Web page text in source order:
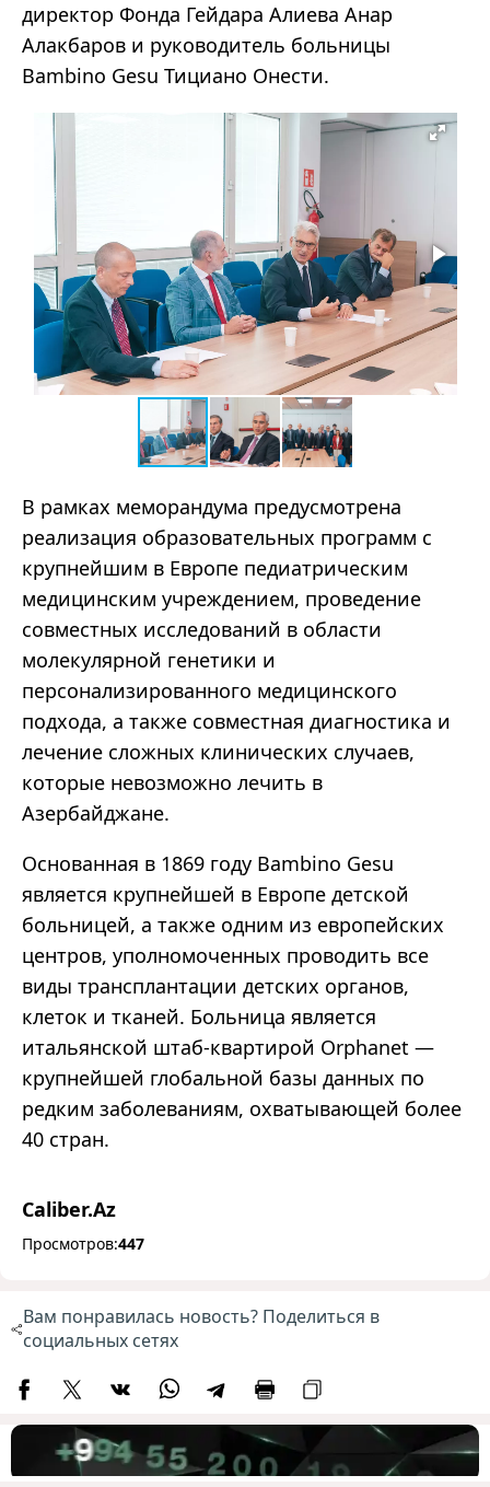
директор Фонда Гейдара Алиева Анар
Алакбаров и руководитель больницы
Bambino Gesu Тициано Онести.
В рамках меморандума предусмотрена
реализация образовательных программ с
крупнейшим в Европе педиатрическим
медицинским учреждением, проведение
совместных исследований в области
молекулярной генетики и
персонализированного медицинского
подхода, а также совместная диагностика и
лечение сложных клинических случаев,
которые невозможно лечить в
Азербайджане.
Основанная в 1869 году Bambino Gesu
является крупнейшей в Европе детской
больницей, а также одним из европейских
центров, уполномоченных проводить все
виды трансплантации детских органов,
клеток и тканей. Больница является
итальянской штаб-квартирой Orphanet —
крупнейшей глобальной базы данных по
редким заболеваниям, охватывающей более
40 стран.
Caliber.Az
Просмотров:447
Вам понравилась новость? Поделиться в
социальных сетях